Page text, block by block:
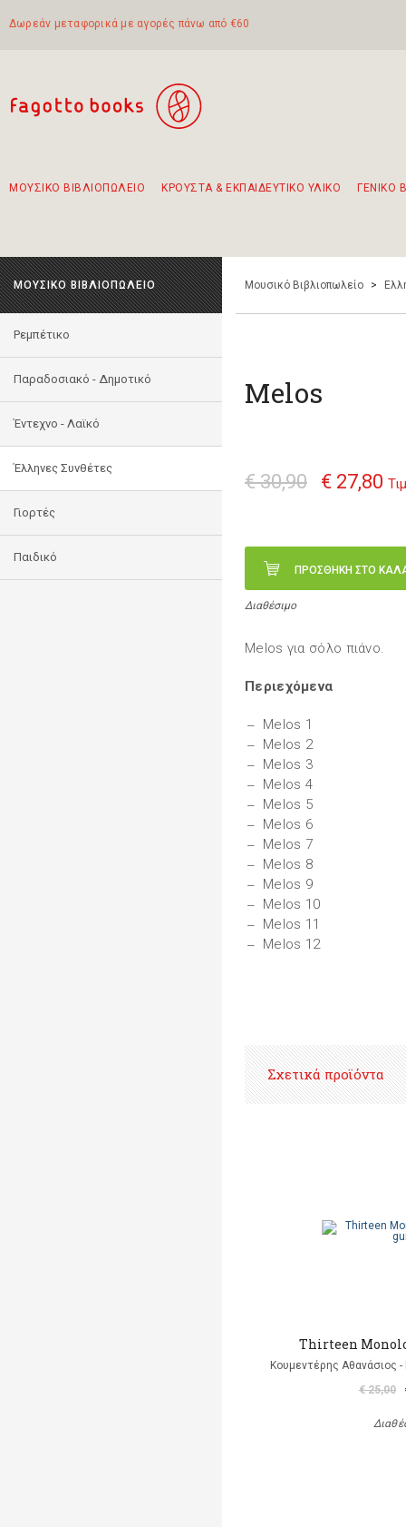
Δωρεάν μεταφορικά με αγορές πάνω από €60
ΜΟΥΣΙΚΟ ΒΙΒΛΙΟΠΩΛΕΙΟ ΚΡΟΥΣΤΑ & ΕΚΠΑΙΔΕΥΤΙΚΟ ΥΛΙΚΟ ΓΕΝΙΚΟ
ΜΟΥΣΙΚΟ ΒΙΒΛΙΟΠΩΛΕΙΟ
Ρεμπέτικο
Παραδοσιακό - Δημοτικό
Έντεχνο - Λαϊκό
Έλληνες Συνθέτες
Γιορτές
Παιδικό
Μουσικό Βιβλιοπωλείο >
Melos
€ 30,90 € 27,80
ΠΡΟΣΘΗΚΗ ΣΤΟ
Διαθέσιμο
Melos για σόλο πιάνο.
Περιεχόμενα
Melos 1
Melos 2
Melos 3
Melos 4
Melos 5
Melos 6
Melos 7
Melos 8
Melos 9
Melos 10
Melos 11
Melos 12
Σχετικά προϊόντα
Thirteen
Κουμεντέρης Αθανάσιος
€ 25,00